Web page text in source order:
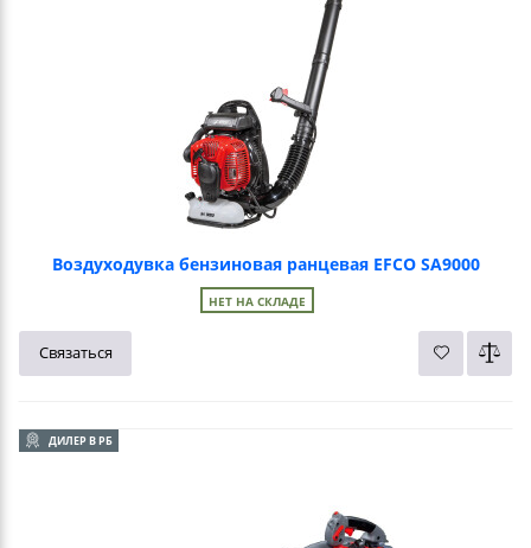
Воздуходувка бензиновая ранцевая EFCO SA9000
НЕТ НА СКЛАДЕ
Связаться
ДИЛЕР В РБ